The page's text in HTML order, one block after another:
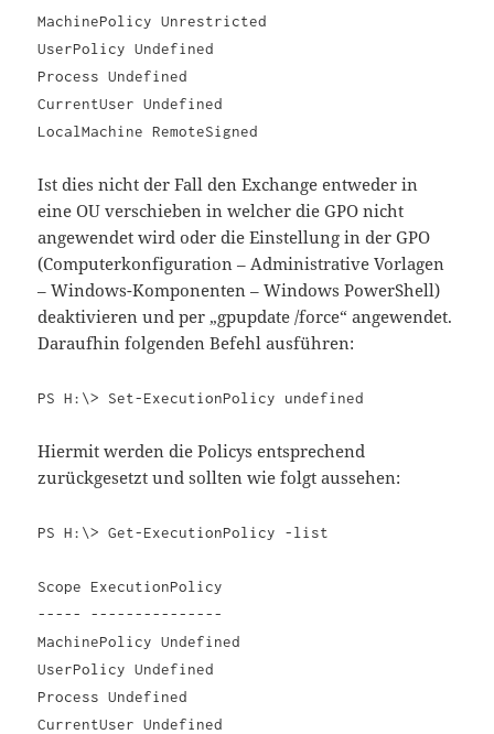
MachinePolicy Unrestricted
UserPolicy Undefined
Process Undefined
CurrentUser Undefined
LocalMachine RemoteSigned
Ist dies nicht der Fall den Exchange entweder in
eine OU verschieben in welcher die GPO nicht
angewendet wird oder die Einstellung in der GPO
(Computerkonfiguration – Administrative Vorlagen
– Windows-Komponenten – Windows PowerShell)
deaktivieren und per „gpupdate /force“ angewendet.
Daraufhin folgenden Befehl ausführen:
PS H:\> Set-ExecutionPolicy undefined
Hiermit werden die Policys entsprechend
zurückgesetzt und sollten wie folgt aussehen:
PS H:\> Get-ExecutionPolicy -list
Scope ExecutionPolicy
----- ---------------
MachinePolicy Undefined
UserPolicy Undefined
Process Undefined
CurrentUser Undefined